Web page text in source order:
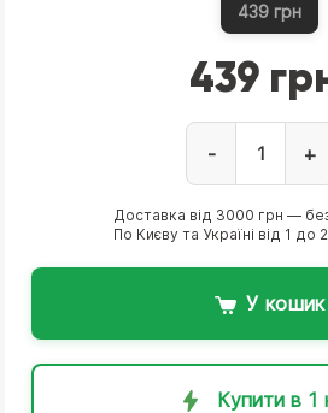
439 грн
439
- +
Доставка від 3000 грн —
По Києву та Україні від 1 до
У кошик
Купити в 1